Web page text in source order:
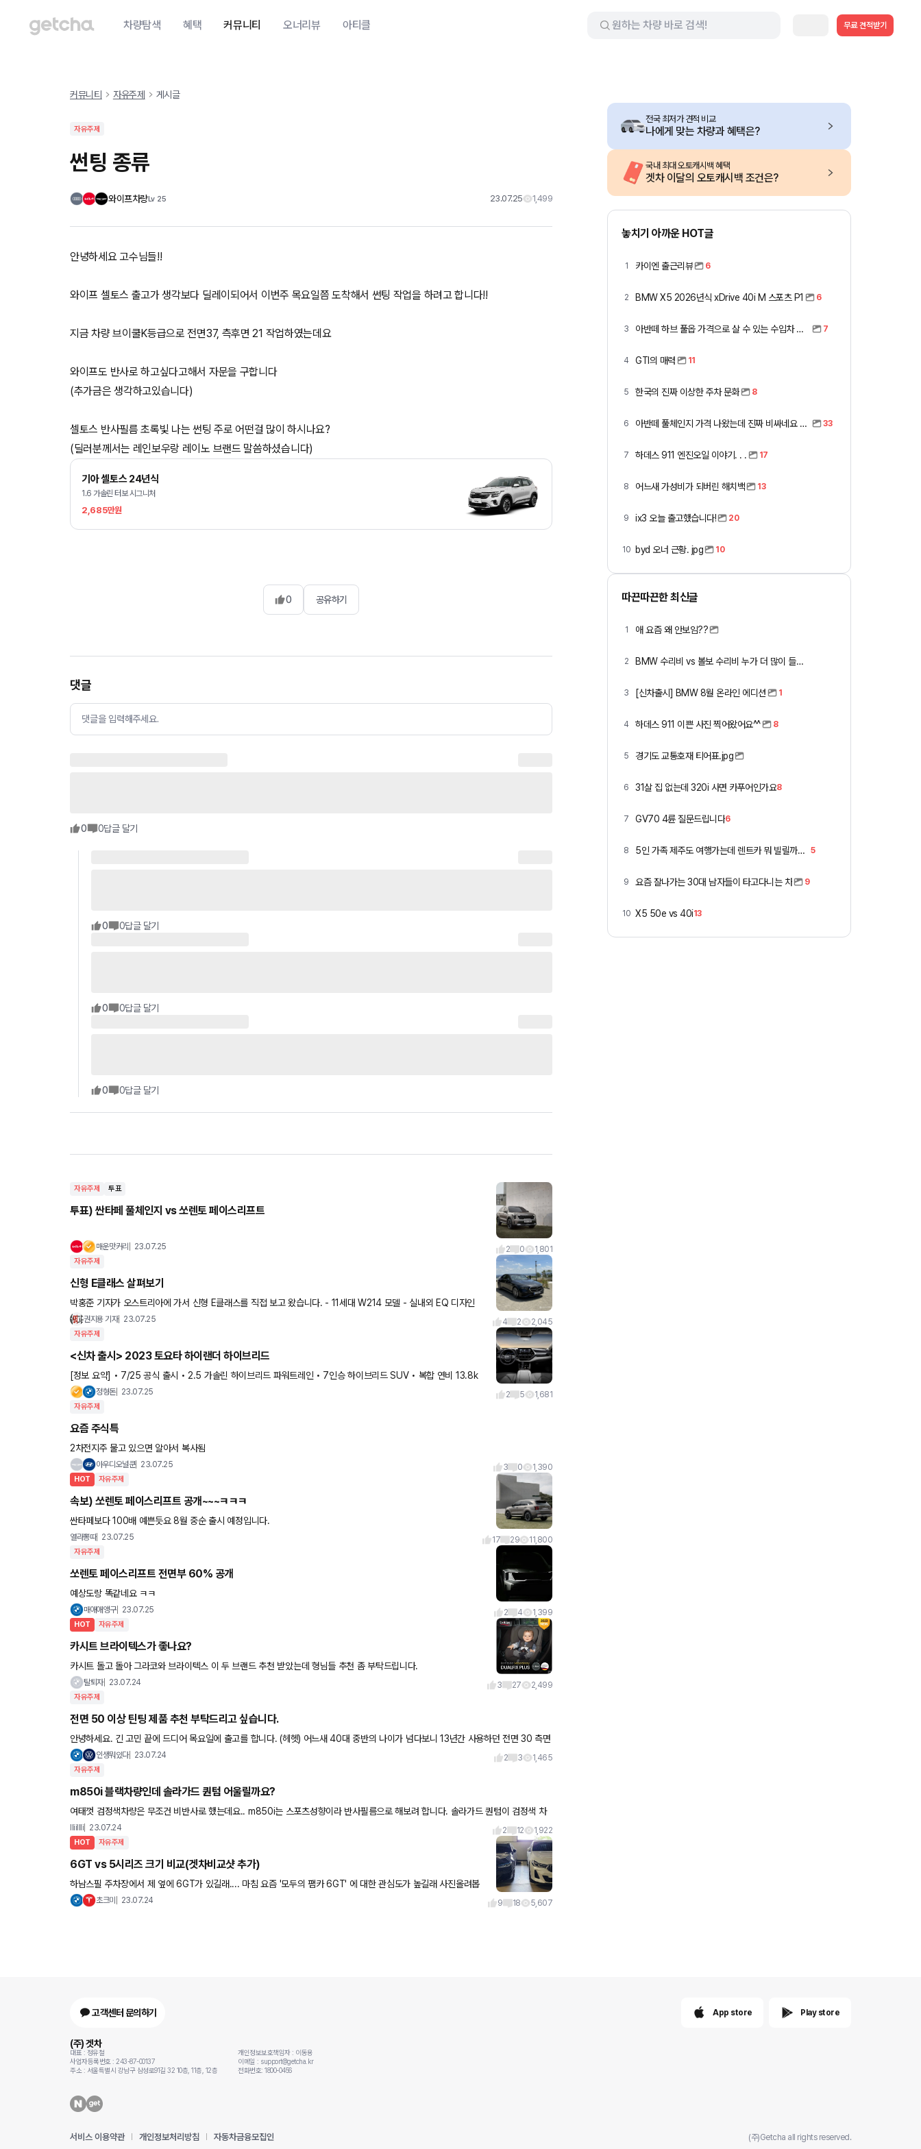
차량탐색 혜택 커뮤니티 오너리뷰 아티클 무료 견적받기
커뮤니티 자유주제 게시글
자유주제
썬팅 종류
와이프차량Lv 25 23.07.25 1,499
안녕하세요 고수님들!!
와이프 셀토스 출고가 생각보다 딜레이되어서 이번주 목요일쯤 도착해서 썬팅 작업을 하려고 합니다!!
지금 차량 브이쿨K등급으로 전면37, 측후면 21 작업하였는데요
와이프도 반사로 하고싶다고해서 자문을 구합니다
(추가금은 생각하고있습니다)
셀토스 반사필름 초록빛 나는 썬팅 주로 어떤걸 많이 하시나요?
(딜러분께서는 레인보우랑 레이노 브랜드 말씀하셨습니다)
기아 셀토스 24년식
1.6 가솔린 터보 시그니처
2,685만원
0 공유하기
댓글
댓글을 입력해주세요.
0 0답글 달기
0 0답글 달기
0 0답글 달기
0 0답글 달기
자유주제 투표
투표) 싼타페 풀체인지 vs 쏘렌토 페이스리프트
매운맛커리 23.07.25 2 0 1,801
자유주제
신형 E클래스 살펴보기
박홍준 기자가 오스트리아에 가서 신형 E클래스를 직접 보고 왔습니다. - 11세대 W214 모델 - 실내외 EQ 디자인
일부 차용 - PHEV는 전기로만 100km 주행 - 리어액슬 4.5도(구
권지용 기자 23.07.25 4 2 2,045
자유주제
<신차 출시> 2023 토요타 하이랜더 하이브리드
[정보 요약] • 7/25 공식 출시 • 2.5 가솔린 하이브리드 파워트레인 • 7인승 하이브리드 SUV • 복합 연비 13.8k
정형돈 23.07.25 2 5 1,681
자유주제
요즘 주식특
2차전지주 물고 있으면 알아서 복사됨
아우디오널쿤 23.07.25 3 0 1,390
HOT 자유주제
속보) 쏘렌토 페이스리프트 공개~~~ㅋㅋㅋ
싼타페보다 100배 예쁜듯요 8월 중순 출시 예정입니다.
열라뽕따 23.07.25 17 29 11,800
자유주제
쏘렌토 페이스리프트 전면부 60% 공개
예상도랑 똑같네요 ㅋㅋ
매애애앵구 23.07.25 2 4 1,399
HOT 자유주제
카시트 브라이텍스가 좋나요?
카시트 돌고 돌아 그라코와 브라이텍스 이 두 브랜드 추천 받았는데 형님들 추천 좀 부탁드립니다.
탈퇴자 23.07.24 3 27 2,499
자유주제
전면 50 이상 틴팅 제품 추천 부탁드리고 싶습니다.
안녕하세요. 긴 고민 끝에 드디어 목요일에 출고를 합니다. (헤헷) 어느새 40대 중반의 나이가 넘다보니 13년간 사용하던 전면 30 측면
15가 넘 버겁습니다. 그래서 이번에는 밝은 틴팅으로
인생뭐있다 23.07.24 2 3 1,465
자유주제
m850i 블랙차량인데 솔라가드 퀀텀 어울릴까요?
여태껏 검정색차량은 무조건 비반사로 했는데요.. m850i는 스포츠성향이라 반사필름으로 해보려 합니다. 솔라가드 퀀텀이 검정색 차
량하고 잘 어울릴지 궁금합니다..
lliillli 23.07.24 2 12 1,922
HOT 자유주제
6GT vs 5시리즈 크기 비교(겟차비교샷 추가)
하남스필 주차장에서 제 옆에 6GT가 있길래.... 마침 요즘 '모두의 팸카 6GT' 에 대한 관심도가 높길래 사진올려봅
니다. 실제로 옆에 놓고 보니 훨씬 크더라구요. 5시리즈가 컴팩트 세단으로
초크미 23.07.24 9 18 5,607
전국 최저가 견적 비교
나에게 맞는 차량과 혜택은?
국내 최대 오토캐시백 혜택
겟차 이달의 오토캐시백 조건은?
놓치기 아까운 HOT글
1 카이엔 출근리뷰 6
2 BMW X5 2026년식 xDrive 40i M 스포츠 P1 6
3 아반떼 하브 풀옵 가격으로 살 수 있는 수입차 모아봤습니다 (중고 포함) 7
4 GTI의 매력 11
5 한국의 진짜 이상한 주차 문화 8
6 아반떼 풀체인지 가격 나왔는데 진짜 비싸네요 ㅎㅎ 33
7 하데스 911 엔진오일 이야기. . . 17
8 어느새 가성비가 되버린 해치백 13
9 ix3 오늘 출고했습니다! 20
10 byd 오너 근황. jpg 10
따끈따끈한 최신글
1 애 요즘 왜 안보임??
2 BMW 수리비 vs 볼보 수리비 누가 더 많이 들까요 ㅎ
3 [신차출시] BMW 8월 온라인 에디션 1
4 하데스 911 이쁜 사진 찍어왔어요^^ 8
5 경기도 교통호재 티어표.jpg
6 31살 집 없는데 320i 사면 카푸어인가요8
7 GV70 4륜 질문드립니다6
8 5인 가족 제주도 여행가는데 렌트카 뭐 빌릴까요 ㅎ 5
9 요즘 잘나가는 30대 남자들이 타고다니는 차 9
10 X5 50e vs 40i13
고객센터 문의하기 App store Play store
(주) 겟차
대표 : 정유철
사업자등록번호 : 243-87-00137
주소 : 서울특별시 강남구 삼성로91길 32 10층, 11층, 12층
개인정보보호책임자 : 이동용
이메일 : support@getcha.kr
전화번호: 1800-0456
서비스 이용약관 개인정보처리방침 자동차금융모집인 (주)Getcha all rights reserved.